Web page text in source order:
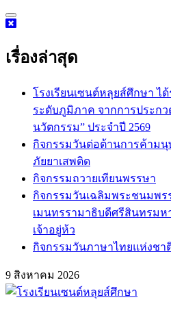
Skip
to
เรื่องล่าสุด
โรงเรียนเซนต์หลุยส์ศึกษา ไ
ระดับภูมิภาค จากการประกว
นวัตกรรม” ประจำปี 2569
กิจกรรม​วันต่อต้านการค้าม
ภัยยาเสพติด
กิจกรรมถวายเทียนพรรษา
กิจกรรมวันเฉลิมพระชนมพร
เมนทรรามาธิบดีศรีสินทรมห
เจ้าอยู่ห้ว
กิจกรรมวันภาษาไทยแห่งชา
9 สิงหาคม 2026